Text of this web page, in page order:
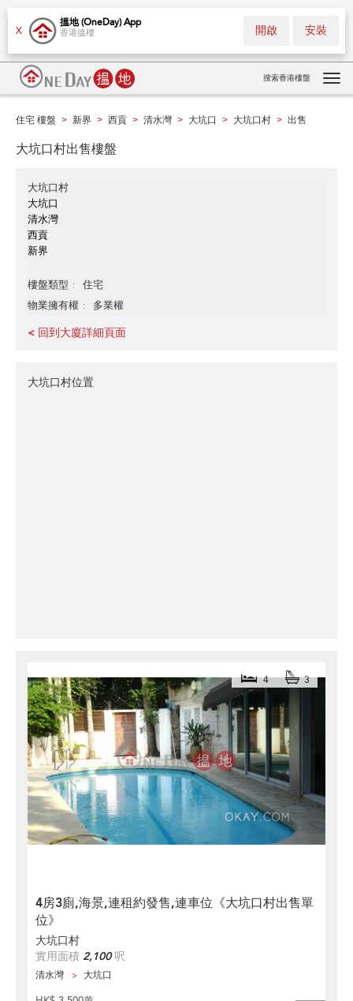
X
搵地 (OneDay) App
香港搵樓 安裝
開啟
搜索香港樓盤
住宅 樓盤 > 新界 > 西貢 > 清水灣 > 大坑口 > 大坑口村 > 出售
大坑口村出售樓盤
大坑口村
大坑口
清水灣
西貢
新界
樓盤類型 住宅
物業擁有權 多業權
< 回到大廈詳細頁面
大坑口村位置
4房3廁,海景,連租約發售,連車位《大坑口村出售單
位》
4 3
大坑口村
實用面積 2,100呎
清水灣 大坑口